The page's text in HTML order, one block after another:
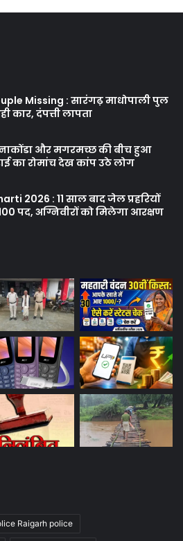
Missing : सारंगढ़ माधोपाली पुल
कार, दंपत्ती लापता
और मगरमच्छ की बीच हुआ
का रोमांच देख कांप उठे लोग
2026 : 11 साल बाद जेल प्रहरियों
पद, अग्निवीरों को मिलेगा आरक्षण
Raigarh police